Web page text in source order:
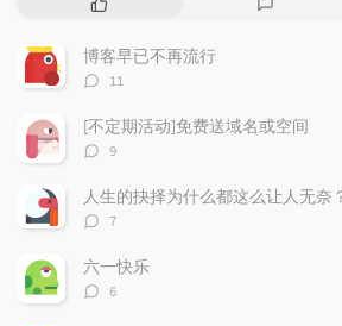
文
章
博客早已不再流行
评
数：
11
[不定期活动]免费送域名或空间
评
数：
9
人生的抉择为什么都这么让人无奈
评
数：
7
六一快乐
评
6